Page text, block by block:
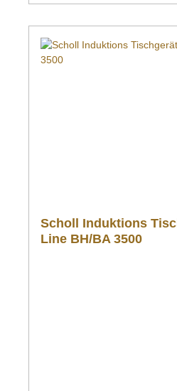
Scholl Induktions
Line BH/BA 3500